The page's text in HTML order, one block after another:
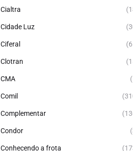
Cialtra
Cidade Luz
Ciferal
Clotran
CMA
Comil
Complementar
Condor
Conhecendo a frota